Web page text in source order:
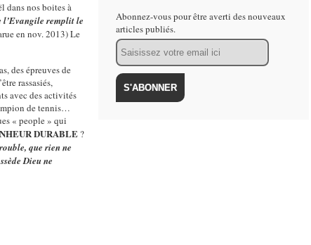
dans nos boites à
l’Evangile remplit le
en nov. 2013) Le
des épreuves de
rassasiés,
avec des activités
de tennis…
« people » qui
DURABLE ?
que rien ne
Dieu ne
Abonnez-vous pour être averti des nouveaux
articles publiés.
Email